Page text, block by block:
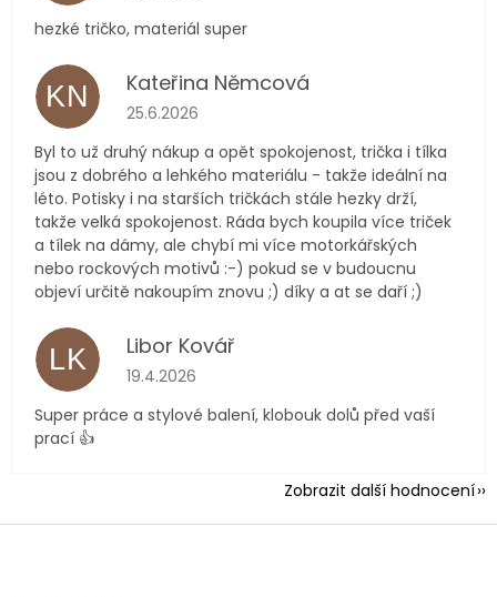
hezké tričko, materiál super
KN Kateřina Němcová
Hodnocení obchodu je 5 z 5 hvězdiček.
25.6.2026
Byl to už druhý nákup a opět spokojenost, trička i tílka
jsou z dobrého a lehkého materiálu - takže ideální na
léto. Potisky i na starších tričkách stále hezky drží,
takže velká spokojenost. Ráda bych koupila více triček
a tílek na dámy, ale chybí mi více motorkářských
nebo rockových motivů :-) pokud se v budoucnu
objeví určitě nakoupím znovu ;) díky a at se daří ;)
LK Libor Kovář
Hodnocení obchodu je 5 z 5 hvězdiček.
19.4.2026
Super práce a stylové balení, klobouk dolů před vaší
prací 👍
Zobrazit další hodnocení
Z